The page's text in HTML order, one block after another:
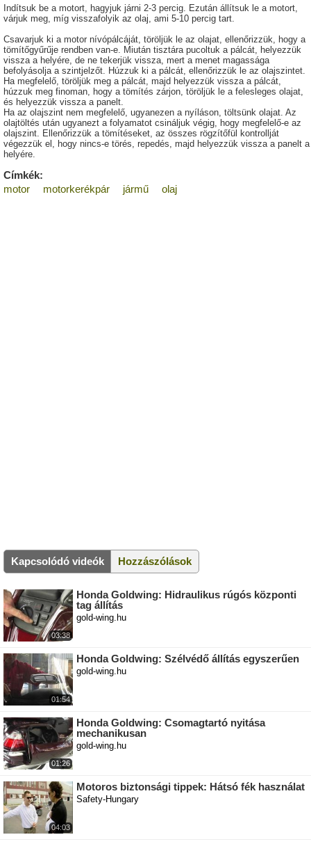
Indítsuk be a motort, hagyjuk járni 2-3 percig. Ezután állítsuk le a motort,
várjuk meg, míg visszafolyik az olaj, ami 5-10 percig tart.
Csavarjuk ki a motor nívópálcáját, töröljük le az olajat, ellenőrizzük, hogy a
tömítőgyűrűje rendben van-e. Miután tisztára pucoltuk a pálcát, helyezzük
vissza a helyére, de ne tekerjük vissza, mert a menet magassága
befolyásolja a szintjelzőt. Húzzuk ki a pálcát, ellenőrizzük le az olajszintet.
Ha megfelelő, töröljük meg a pálcát, majd helyezzük vissza a pálcát,
húzzuk meg finoman, hogy a tömítés zárjon, töröljük le a felesleges olajat,
és helyezzük vissza a panelt.
Ha az olajszint nem megfelelő, ugyanezen a nyíláson, töltsünk olajat. Az
olajtöltés után ugyanezt a folyamatot csináljuk végig, hogy megfelelő-e az
olajszint. Ellenőrizzük a tömítéseket, az összes rögzítőfül kontrollját
végezzük el, hogy nincs-e törés, repedés, majd helyezzük vissza a panelt a
helyére.
Címkék:
motor
motorkerékpár jármű olaj
Kapcsolódó videók Hozzászólások
03:38
Honda Goldwing: Hidraulikus rúgós központi
tag állítás
gold-wing.hu
01:54
Honda Goldwing: Szélvédő állítás egyszerűen
gold-wing.hu
01:26
Honda Goldwing: Csomagtartó nyitása
mechanikusan
gold-wing.hu
04:03
Motoros biztonsági tippek: Hátsó fék használat
Safety-Hungary